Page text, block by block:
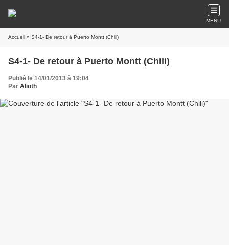
MENU
Accueil » S4-1- De retour à Puerto Montt (Chili)
S4-1- De retour à Puerto Montt (Chili)
Publié le 14/01/2013 à 19:04
Par Alioth